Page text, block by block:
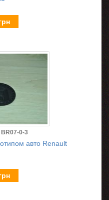
BR07-0-3
авто Renault